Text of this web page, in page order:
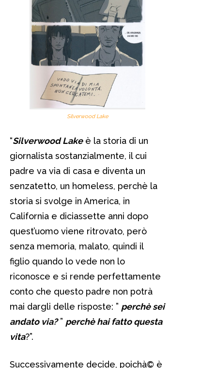
Silverwood Lake
“Silverwood Lakeè la storia di un
giornalista sostanzialmente, il cui
padre va via di casa e diventa un
senzatetto, un homeless, perchè la
storia si svolge in America, in
California e diciassette anni dopo
quest’uomo viene ritrovato, però
senza memoria, malato, quindi il
figlio quando lo vede non lo
riconosce e si rende perfettamente
conto che questo padre non potrà
mai dargli delle risposte: ” perchè sei
andato via?” perchè hai fatto questa
vita?”.
Successivamente decide, poichà© è